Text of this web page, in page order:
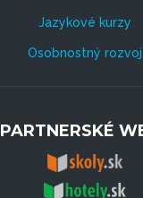
Jazykové kurzy
Osobnostný rozvoj
PARTNERSKÉ